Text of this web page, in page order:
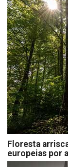
Floresta
europeias por